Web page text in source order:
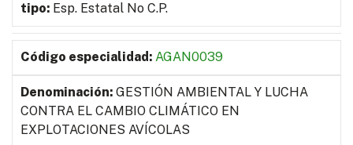
Esp. Estatal No C.P.
AGAN0039
GESTIÓN AMBIENTAL Y LUCHA
CONTRA EL CAMBIO CLIMÁTICO EN
EXPLOTACIONES AVÍCOLAS